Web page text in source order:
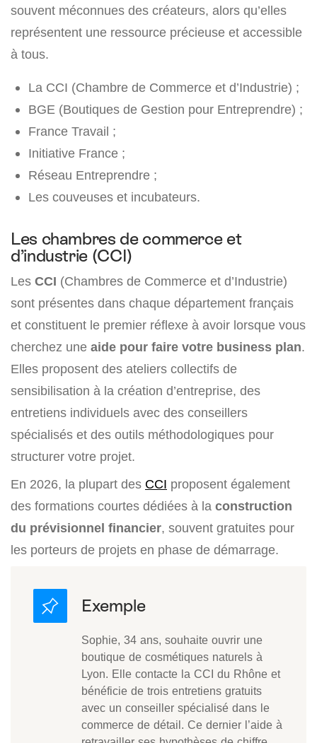
souvent méconnues des créateurs, alors qu’elles
représentent une ressource précieuse et accessible
à tous.
La CCI (Chambre de Commerce et d’Industrie) ;
BGE (Boutiques de Gestion pour Entreprendre) ;
France Travail ;
Initiative France ;
Réseau Entreprendre ;
Les couveuses et incubateurs.
Les chambres de commerce et
d’industrie (CCI)
Les CCI (Chambres de Commerce et d’Industrie)
sont présentes dans chaque département français
et constituent le premier réflexe à avoir lorsque vous
cherchez une aide pour faire votre business plan.
Elles proposent des ateliers collectifs de
sensibilisation à la création d’entreprise, des
entretiens individuels avec des conseillers
spécialisés et des outils méthodologiques pour
structurer votre projet.
En 2026, la plupart des CCI proposent également
des formations courtes dédiées à la construction
du prévisionnel financier, souvent gratuites pour
les porteurs de projets en phase de démarrage.
Sophie, 34 ans, souhaite ouvrir une
boutique de cosmétiques naturels à
Lyon. Elle contacte la CCI du Rhône et
bénéficie de trois entretiens gratuits
avec un conseiller spécialisé dans le
commerce de détail. Ce dernier l’aide à